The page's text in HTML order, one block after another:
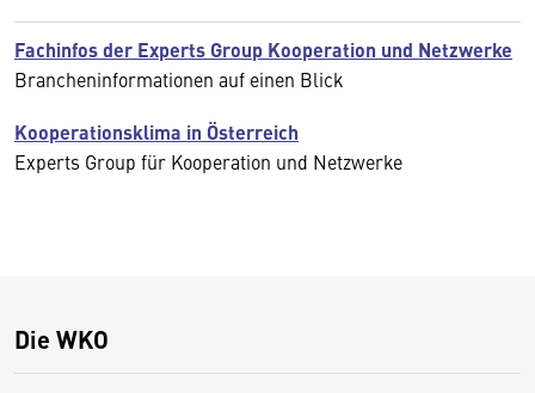
Fachinfos der Experts Group Kooperation und Netzwerke
Brancheninformationen auf einen Blick
Kooperationsklima in Österreich
Experts Group für Kooperation und Netzwerke
Die WKO